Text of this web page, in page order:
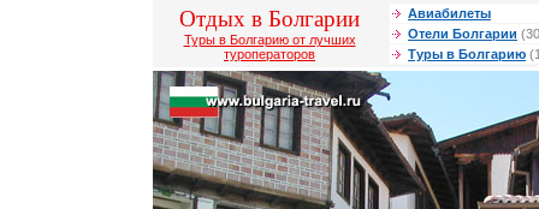
Отдых в Болгарии
Туры в Болгарию от лучших
туроператоров
Авиабилеты
Отели Болгарии
Туры в Болгарию